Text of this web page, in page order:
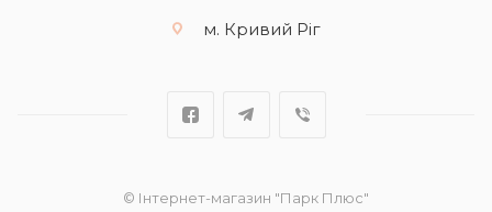
м. Кривий Ріг
© Інтернет-магазин "Парк Плюс"